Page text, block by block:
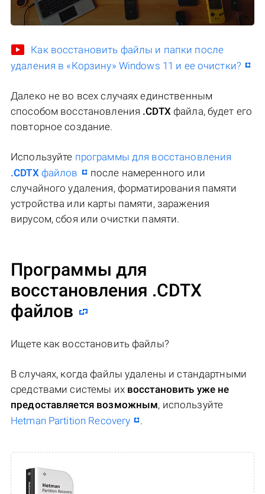
Как восстановить файлы и папки после
удаления в «Корзину» Windows 11 и ее очистки?
Далеко не во всех случаях единственным
способом восстановления .CDTXфайла, будет его
повторное создание.
Используйте программы для восстановления
.CDTXфайлов
после намеренного или
случайного удаления, форматирования памяти
устройства или карты памяти, заражения
вирусом, сбоя или очистки памяти.
Программы для
восстановления .CDTX
файлов
Ищете как восстановить файлы?
В случаях, когда файлы удалены и стандартными
средствами системы их восстановить уже не
предоставляется возможным, используйте
Hetman Partition Recovery
.